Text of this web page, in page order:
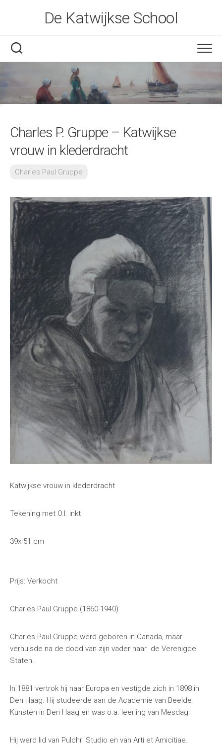
De Katwijkse School
Charles P. Gruppe – Katwijkse
vrouw in klederdracht
Charles Paul Gruppe
Katwijkse vrouw in klederdracht
Tekening met O.I. inkt
39x 51 cm
Prijs: Verkocht
Charles Paul Gruppe (1860-1940)
Charles Paul Gruppe werd geboren in Canada, maar
verhuisde na de dood van zijn vader naar de Verenigde
Staten.
In 1881 vertrok hij naar Europa en vestigde zich in 1898 in
Den Haag. Hij studeerde aan de Academie van Beelde
Kunsten in Den Haag en was o.a. leerling van Mesdag.
Hij werd lid van Pulchri Studio en van Arti et Amicitiae.